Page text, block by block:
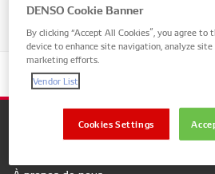
Sélectionnez le modèle
Company
DENSO Cookie Banner
By clicking “Accept All Cookies”, you agree to
device to enhance site navigation, analyze site
marketing efforts.
Vendor List
Cookies Settings